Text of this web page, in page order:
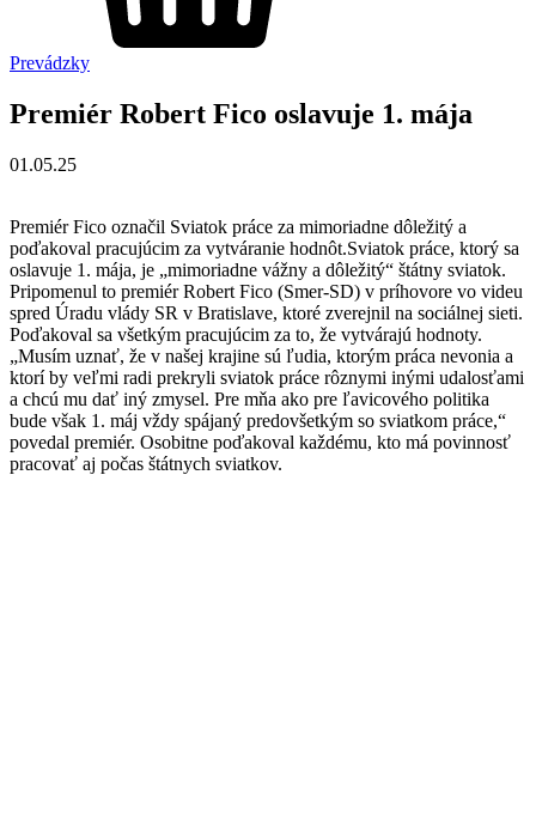
Prevádzky
Premiér Robert Fico oslavuje 1. mája
01.05.25
Premiér Fico označil Sviatok práce za mimoriadne dôležitý a
poďakoval pracujúcim za vytváranie hodnôt.Sviatok práce, ktorý sa
oslavuje 1. mája, je „mimoriadne vážny a dôležitý“ štátny sviatok.
Pripomenul to premiér Robert Fico (Smer-SD) v príhovore vo videu
spred Úradu vlády SR v Bratislave, ktoré zverejnil na sociálnej sieti.
Poďakoval sa všetkým pracujúcim za to, že vytvárajú hodnoty.
„Musím uznať, že v našej krajine sú ľudia, ktorým práca nevonia a
ktorí by veľmi radi prekryli sviatok práce rôznymi inými udalosťami
a chcú mu dať iný zmysel. Pre mňa ako pre ľavicového politika
bude však 1. máj vždy spájaný predovšetkým so sviatkom práce,“
povedal premiér. Osobitne poďakoval každému, kto má povinnosť
pracovať aj počas štátnych sviatkov.